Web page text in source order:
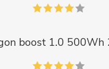
boost 1.0 500Wh